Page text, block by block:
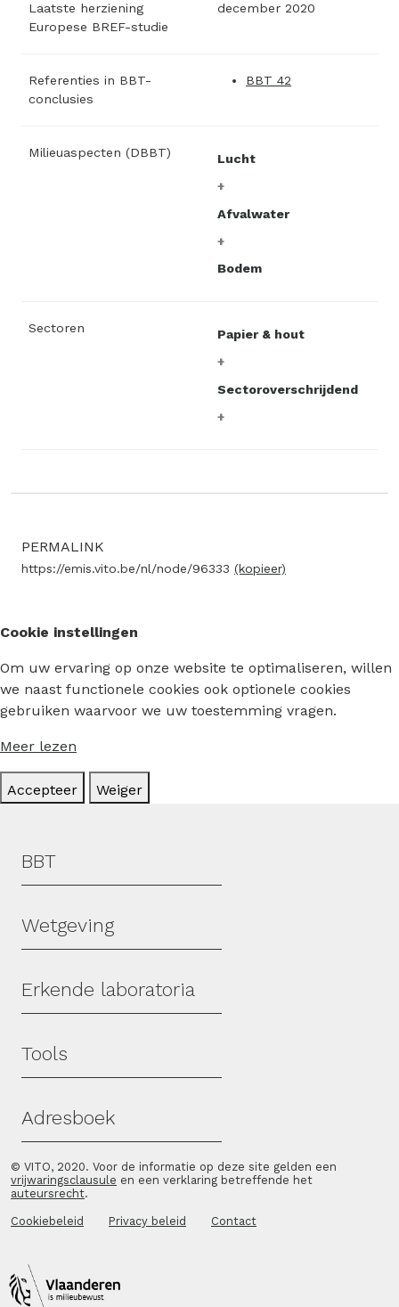
Laatste herziening
Europese BREF-studie
december 2020
Referenties in BBT-
conclusies
BBT 42
Milieuaspecten (DBBT) Lucht
Afvalwater
Bodem
Sectoren Papier & hout
Sectoroverschrijdend
PERMALINK
https://emis.vito.be/nl/node/96333 (kopieer)
Cookie instellingen
Om uw ervaring op onze website te optimaliseren, willen
we naast functionele cookies ook optionele cookies
gebruiken waarvoor we uw toestemming vragen.
Meer lezen
Accepteer Weiger
Hoofdmenu
BBT
Wetgeving
Erkende laboratoria
Tools
Adresboek
© VITO, 2020. Voor de informatie op deze site gelden een
vrijwaringsclausule en een verklaring betreffende het
auteursrecht.
Cookiebeleid Privacy beleid Contact